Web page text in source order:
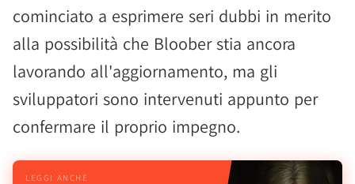
cominciato a esprimere seri dubbi in merito
alla possibilità che Bloober stia ancora
lavorando all'aggiornamento, ma gli
sviluppatori sono intervenuti appunto per
confermare il proprio impegno.